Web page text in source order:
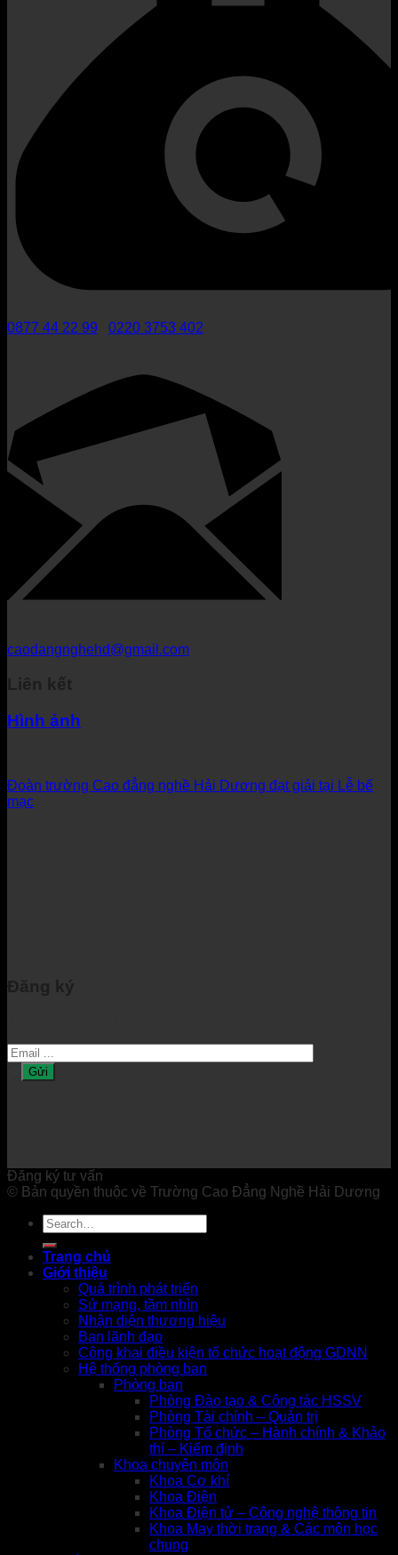
0877 44 22 99 0220 3753 402
caodangnghehd@gmail.com
Liên kết
Hình ảnh
Đoàn trường Cao đẳng nghề Hải Dương đạt giải tại Lễ bế
mạc
Đăng ký
Đăng ký tư vấn
© Bản quyền thuộc về Trường Cao Đẳng Nghề Hải Dương
Trang chủ
Giới thiệu
Quá trình phát triển
Sứ mạng, tầm nhìn
Nhận diện thương hiệu
Ban lãnh đạo
Công khai điều kiện tổ chức hoạt động GDNN
Hệ thống phòng ban
Phòng ban
Phòng Đào tạo & Công tác HSSV
Phòng Tài chính – Quản trị
Phòng Tổ chức – Hành chính & Khảo
thí – Kiểm định
Khoa chuyên môn
Khoa Cơ khí
Khoa Điện
Khoa Điện tử – Công nghệ thông tin
Khoa May thời trang & Các môn học
chung